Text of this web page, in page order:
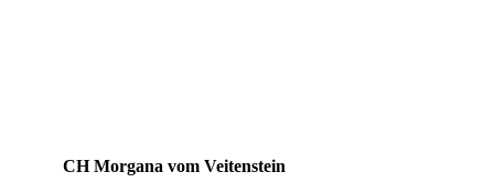
CH Morgana vom Veitenstein